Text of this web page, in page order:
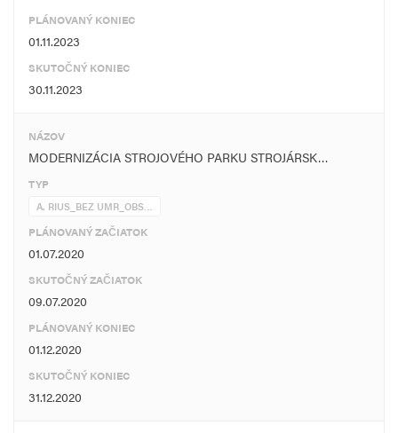
PLÁNOVANÝ KONIEC
01.11.2023
SKUTOČNÝ KONIEC
30.11.2023
NÁZOV
MODERNIZÁCIA STROJOVÉHO PARKU STROJÁRSK…
TYP
A. RIUS_BEZ UMR_OBS…
PLÁNOVANÝ ZAČIATOK
01.07.2020
SKUTOČNÝ ZAČIATOK
09.07.2020
PLÁNOVANÝ KONIEC
01.12.2020
SKUTOČNÝ KONIEC
31.12.2020